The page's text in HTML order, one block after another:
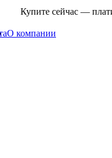
Купите сейчас —
О компании